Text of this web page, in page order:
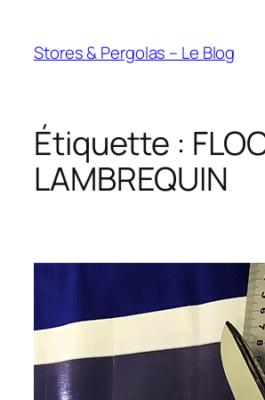
contenu
Stores & Pergolas – Le Blog
Étiquette :
LAMBREQUIN